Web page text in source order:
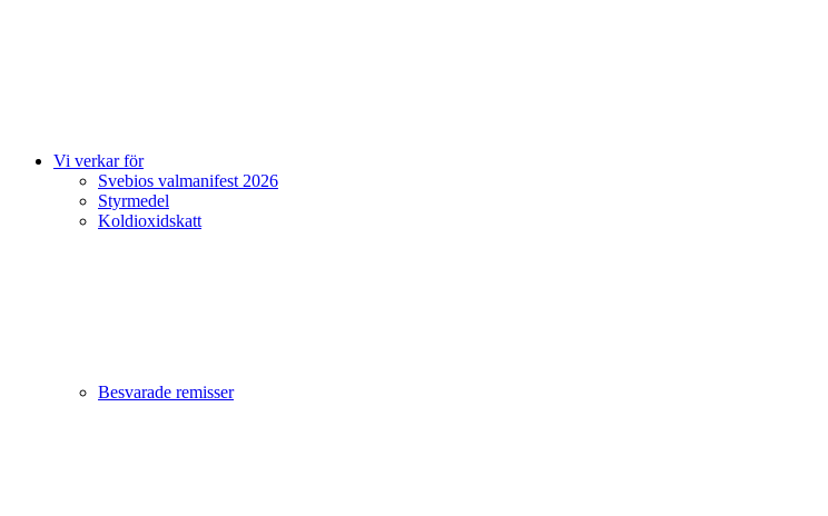
Vi verkar för
Svebios valmanifest 2026
Styrmedel
Koldioxidskatt
Besvarade remisser